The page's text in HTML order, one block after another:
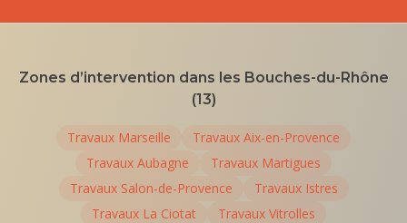
Zones d’intervention dans les Bouches-du-Rhône
(13)
Travaux Marseille Travaux Aix-en-Provence
Travaux Aubagne Travaux Martigues
Travaux Salon-de-Provence Travaux Istres
Travaux La Ciotat Travaux Vitrolles